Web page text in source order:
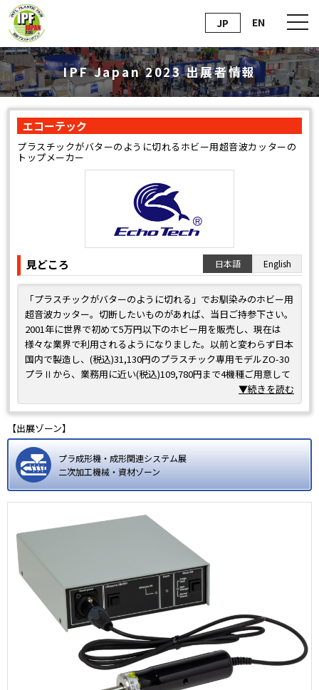
JP EN
IPF Japan 2023 出展者情報
エコーテック
プラスチックがバターのように切れるホビー用超音波カッターの
トップメーカー
見どころ 日本語 English
「プラスチックがバターのように切れる」でお馴染みのホビー用
超音波カッター。切断したいものがあれば、当日ご持参下さい。
2001年に世界で初めて5万円以下のホビー用を販売し、現在は
様々な業界で利用されるようになりました。以前と変わらず日本
国内で製造し、(税込)31,130円のプラスチック専用モデルZO-30
プラⅡから、業務用に近い(税込)109,780円まで4機種ご用意して
刃先を変える事で簡易の超音波研磨機や簡易の超音波スポット溶
着器になります。
当日は、替刃など販売しますので、ぜひお立ち寄りください。
また当日は、1枚で直線、角度線、円などがかける多機能定規
ベスト定規をご紹介、販売致します。
▼続きを読む
【出展ゾーン】
プラ成形機・成形関連システム展
二次加工機械・資材ゾーン